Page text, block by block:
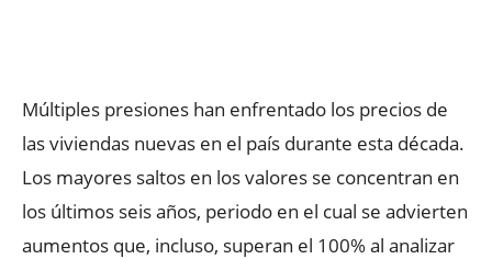
Múltiples presiones han enfrentado los precios de
las viviendas nuevas en el país durante esta década.
Los mayores saltos en los valores se concentran en
los últimos seis años, periodo en el cual se advierten
aumentos que, incluso, superan el 100% al analizar